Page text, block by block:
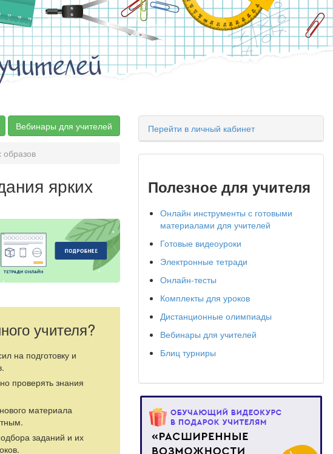
Вебинары для учителей
образов
ярких
учителя?
на подготовку и
проверять знания
материала
заданий и их
Перейти в личный кабинет
Полезное для учителя
Онлайн инструменты с готовыми
материалами для учителей
Готовые видеоуроки
Электронные тетради
Онлайн-тесты
Комплекты для уроков
Дистанционные олимпиады
Вебинары для учителей
Блиц турниры